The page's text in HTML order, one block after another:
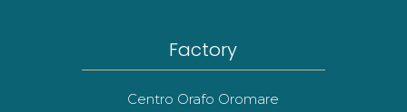
Factory
Centro Orafo Oromare